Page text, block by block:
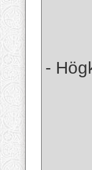
-